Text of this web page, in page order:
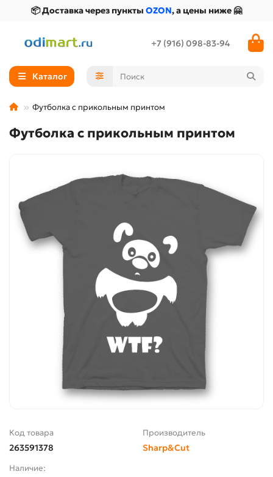
📦 Доставка через пункты OZON, а цены ниже 🤗
+7 (916) 098-83-94
Каталог
Футболка с прикольным принтом
Футболка с прикольным принтом
Код товара
263591378
Производитель
Sharp&Cut
Наличие: